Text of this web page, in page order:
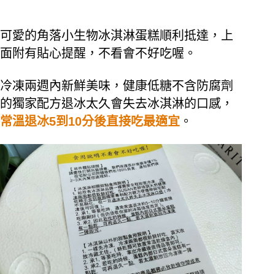
可愛的角落小生物冰淇淋蛋糕順利抵達，上
面附有貼心提醒，不看會不好吃喔。
冷凍兩週內新鮮美味，健康低糖不含防腐劑
的獨家配方退冰太久會失去冰淇淋的口感，
常溫退冰5到10分後直接吃最適宜 。